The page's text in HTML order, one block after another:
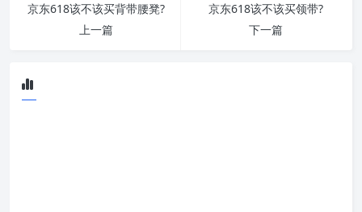
京东618该不该买背带腰凳?
上一篇
京东618该不该买领带?
下一篇